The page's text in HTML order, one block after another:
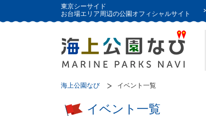
東京シーサイド
お台場エリア周辺の公園オフィシャルサイト
海上公園なび イベント一覧
イベント一覧